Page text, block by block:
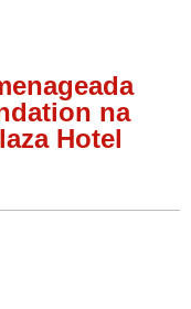
na
Hotel